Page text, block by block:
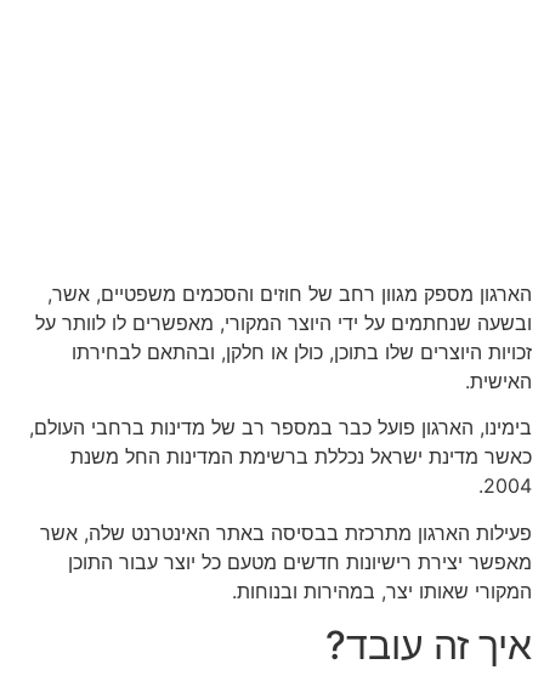
הארגון מספק מגוון רחב של חוזים והסכמים משפטיים, אשר,
ובשעה שנחתמים על ידי היוצר המקורי, מאפשרים לו לוותר על
זכויות היוצרים שלו בתוכן, כולן או חלקן, ובהתאם לבחירתו
האישית.
בימינו, הארגון פועל כבר במספר רב של מדינות ברחבי העולם,
כאשר מדינת ישראל נכללת ברשימת המדינות החל משנת
2004.
פעילות הארגון מתרכזת בבסיסה באתר האינטרנט שלה, אשר
מאפשר יצירת רישיונות חדשים מטעם כל יוצר עבור התוכן
המקורי שאותו יצר, במהירות ובנוחות.
איך זה עובד?